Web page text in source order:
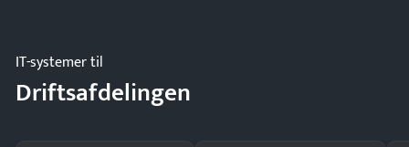
IT-systemer til
Driftsafdelingen